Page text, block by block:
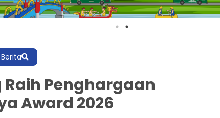
Penghargaan
Award 2026